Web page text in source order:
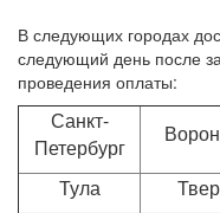
В следующих городах
следующий день после
проведения оплаты:
Санкт-
Петербург
Тула